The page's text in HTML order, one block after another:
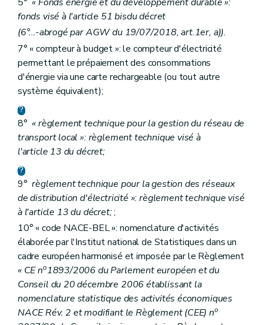
fonds visé à l'article 51bisdu décret
(6°...-abrogé par AGW du 19/07/2018, art.1er, a)).
7° « compteur à budget »: le compteur d'électricité
permettant le prépaiement des consommations
d'énergie via une carte rechargeable (ou tout autre
système équivalent);
8° « règlement technique pour la gestion du réseau de
transport local »: règlement technique visé à
l'article 13 du décret;
9°règlement technique pour la gestion des réseaux
de distribution d'électricité »: règlement technique visé
à l'article 13 du décret;;
10° « code NACE-BEL »: nomenclature d'activités
élaborée par l'Institut national de Statistiques dans un
cadre européen harmonisé et imposée par le Règlement
« CE no1893/2006 du Parlement européen et du
Conseil du 20 décembre 2006 établissant la
nomenclature statistique des activités économiques
NACE Rév. 2 et modifiant le Règlement (CEE) no